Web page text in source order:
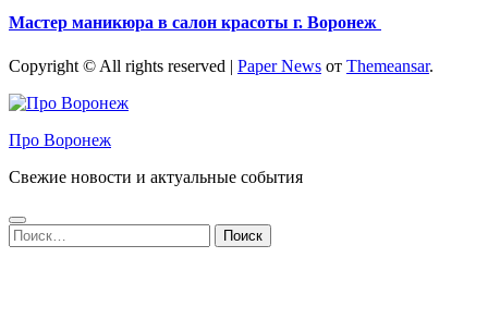
Мастер маникюра в салон красоты г. Воронеж
Copyright © All rights reserved | Paper News от Themeansar.
Про Воронеж
Свежие новости и актуальные события
Найти: